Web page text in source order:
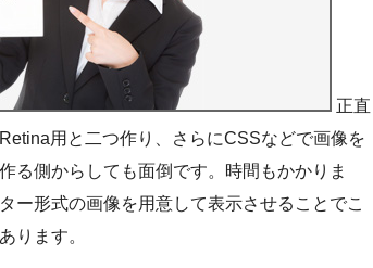
正直
用と二つ作り、さらにCSSなどで画像を
る側からしても面倒です。時間もかかりま
ー形式の画像を用意して表示させることでこ
ります。